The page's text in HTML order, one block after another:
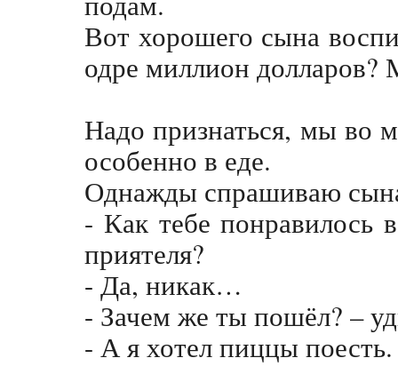
Вот хорошего сына
одре миллион долларов?
Надо признаться, мы во
особенно в еде.
Однажды спрашиваю
- Как тебе понравилось
приятеля?
- Да, никак…
- Зачем же ты пошёл? –
- А я хотел пиццы поесть.